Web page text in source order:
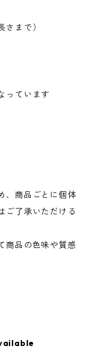
まで）
っています
、商品ごとに個体
ご了承いただける
商品の色味や質感